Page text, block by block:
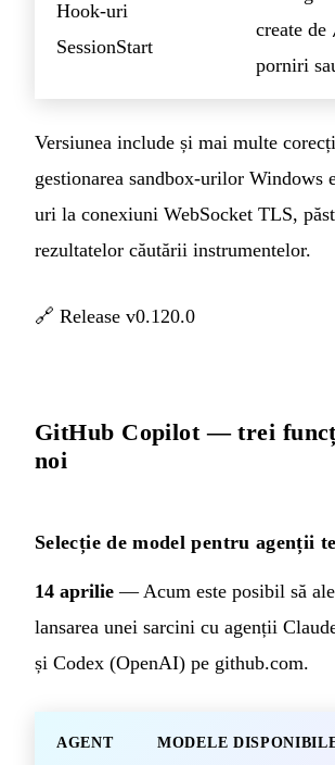
Hook-uri
SessionStart
create de
porniri
Versiunea include și mai multe
gestionarea sandbox-urilor Windows
uri la conexiuni WebSocket TLS,
rezultatelor căutării instrumentelor.
🔗 Release v0.120.0
GitHub Copilot — trei
noi
Selecție de model pentru agenții
14 aprilie — Acum este posibil să
lansarea unei sarcini cu agenții
și Codex (OpenAI) pe github.com.
AGENT MODELE